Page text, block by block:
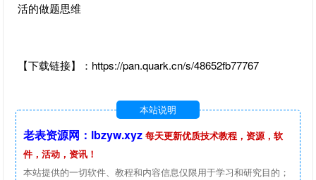
活的做题思维
【下载链接】：https://pan.quark.cn/s/48652fb77767
本站说明
老表资源网：lbzyw.xyz 每天更新优质技术教程，资源，软
件，活动，资讯！
本站提供的一切软件、教程和内容信息仅限用于学习和研究目的；